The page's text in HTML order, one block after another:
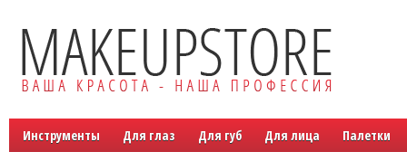
Инструменты Для глаз Для губ Для лица Палетки